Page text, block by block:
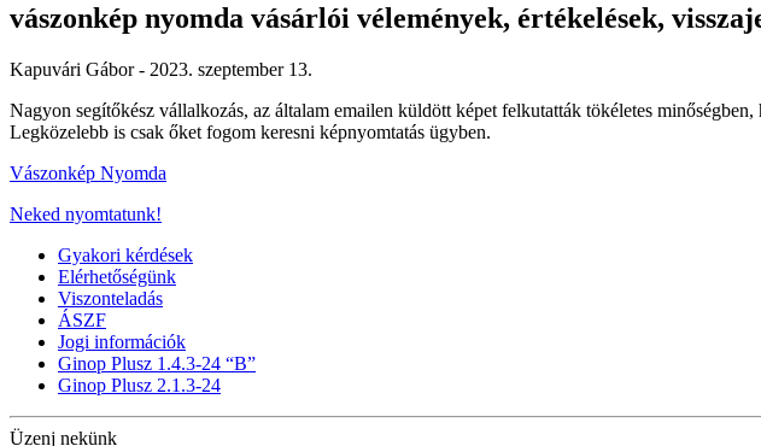
vászonkép nyomda vásárlói vélemények, értékelések,
Kapuvári Gábor - 2023. szeptember 13.
Nagyon segítőkész vállalkozás, az általam emailen küldött képet felkutatták tökéletes
Legközelebb is csak őket fogom keresni képnyomtatás ügyben.
Vászonkép Nyomda
Neked nyomtatunk!
Gyakori kérdések
Elérhetőségünk
Viszonteladás
ÁSZF
Jogi információk
Ginop Plusz 1.4.3-24 “B”
Ginop Plusz 2.1.3-24
Üzenj nekünk